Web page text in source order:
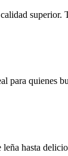
superior.
quienes
hasta